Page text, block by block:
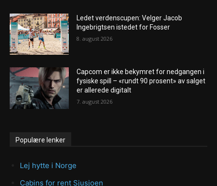
Ledet verdenscupen: Velger Jacob
Ingebrigtsen istedet for Fosser
8. august 2026
Capcom er ikke bekymret for nedgangen i
fysiske spill – «rundt 90 prosent» av salget
er allerede digitalt
7. august 2026
Populære lenker
Lej hytte i Norge
Cabins for rent Sjusjoen